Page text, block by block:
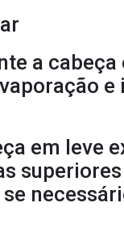
a
em leve